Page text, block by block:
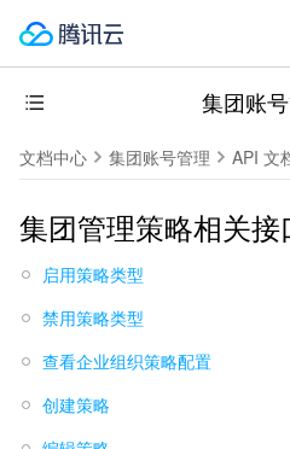
集团账
文档中心 集团账号管理 API 文
集团管理策略相关接
启用策略类型
禁用策略类型
查看企业组织策略配置
创建策略